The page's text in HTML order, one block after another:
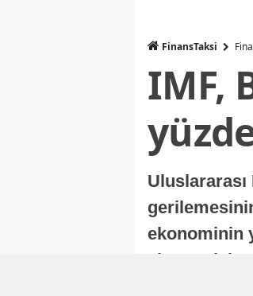
FinansTaksi
IMF,
ekonominin
ekonomisi,